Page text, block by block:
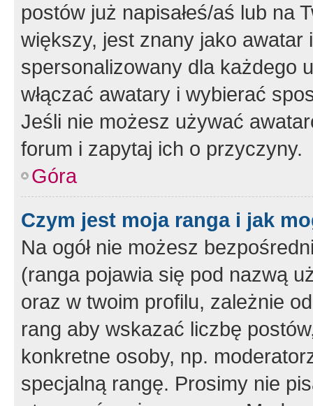
postów już napisałeś/aś lub na
większy, jest znany jako
spersonalizowany dla każdego
włączać awatary i wybierać
Jeśli nie możesz używać
forum i zapytaj ich o przyczyny.
Góra
Czym jest moja ranga i jak
Na ogół nie możesz
(ranga pojawia się pod nazwą
oraz w twoim profilu, zależnie
rang aby wskazać liczbę
konkretne osoby, np.
specjalną rangę. Prosimy nie